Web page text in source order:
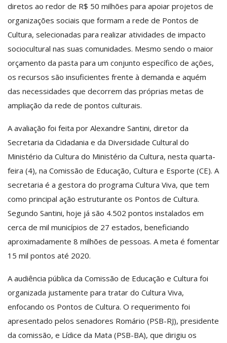
diretos ao redor de R$ 50 milhões para apoiar projetos de
organizações sociais que formam a rede de Pontos de
Cultura, selecionadas para realizar atividades de impacto
sociocultural nas suas comunidades. Mesmo sendo o maior
orçamento da pasta para um conjunto específico de ações,
os recursos são insuficientes frente à demanda e aquém
das necessidades que decorrem das próprias metas de
ampliação da rede de pontos culturais.
A avaliação foi feita por Alexandre Santini, diretor da
Secretaria da Cidadania e da Diversidade Cultural do
Ministério da Cultura do Ministério da Cultura, nesta quarta-
feira (4), na Comissão de Educação, Cultura e Esporte (CE). A
secretaria é a gestora do programa Cultura Viva, que tem
como principal ação estruturante os Pontos de Cultura.
Segundo Santini, hoje já são 4.502 pontos instalados em
cerca de mil municípios de 27 estados, beneficiando
aproximadamente 8 milhões de pessoas. A meta é fomentar
15 mil pontos até 2020.
A audiência pública da Comissão de Educação e Cultura foi
organizada justamente para tratar do Cultura Viva,
enfocando os Pontos de Cultura. O requerimento foi
apresentado pelos senadores Romário (PSB-RJ), presidente
da comissão, e Lídice da Mata (PSB-BA), que dirigiu os